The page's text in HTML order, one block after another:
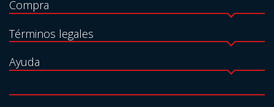
Compra
Términos legales
Ayuda